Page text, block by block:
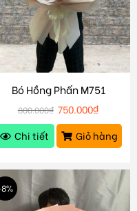
Bó Hồng Phấn M751
800.000₫ 750.000₫
Chi tiết
Giỏ hàng